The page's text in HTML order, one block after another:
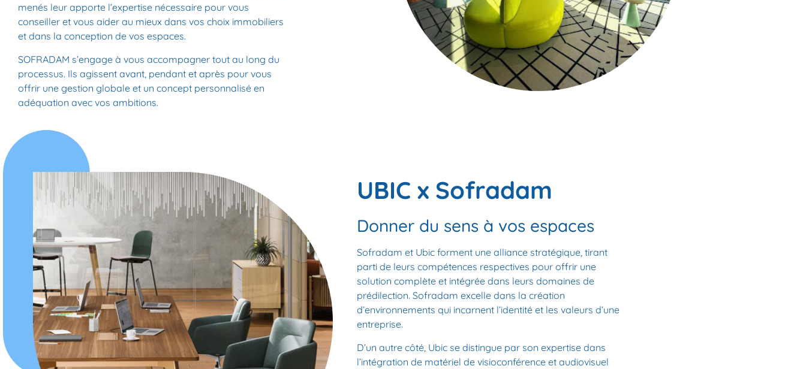
menés leur apporte l’expertise nécessaire pour vous
conseiller et vous aider au mieux dans vos choix immobiliers
et dans la conception de vos espaces.
SOFRADAM s’engage à vous accompagner tout au long du
processus. Ils agissent avant, pendant et après pour vous
offrir une gestion globale et un concept personnalisé en
adéquation avec vos ambitions.
UBIC x Sofradam
Donner du sens à vos espaces
Sofradam et Ubic forment une alliance stratégique, tirant
parti de leurs compétences respectives pour offrir une
solution complète et intégrée dans leurs domaines de
prédilection. Sofradam excelle dans la création
d’environnements qui incarnent l’identité et les valeurs d’une
entreprise.
D’un autre côté, Ubic se distingue par son expertise dans
l’intégration de matériel de visioconférence et audiovisuel